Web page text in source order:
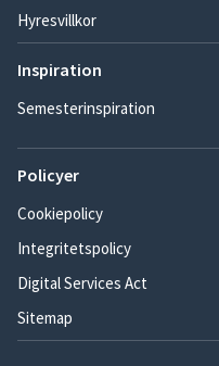
Hyresvillkor
Inspiration
Semesterinspiration
Policyer
Cookiepolicy
Integritetspolicy
Digital Services Act
Sitemap